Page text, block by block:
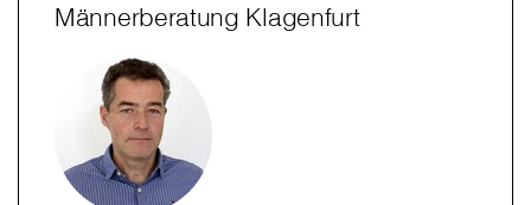
Männerberatung Klagenfurt